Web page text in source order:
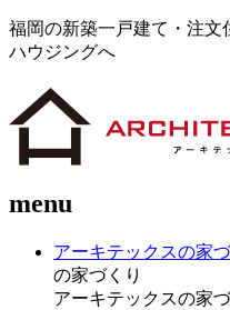
福岡の新築一戸建て・注文
ハウジングへ
menu
アーキテックスの家
の家づくり
アーキテックスの家